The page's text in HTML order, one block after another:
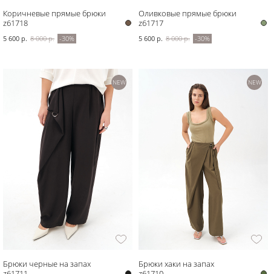
Коричневые прямые брюки
z61718
5 600 р. 8 000 р. -30%
Оливковые прямые брюки
z61717
5 600 р. 8 000 р. -30%
NEW
Брюки черные на запах
NEW
Брюки хаки на запах